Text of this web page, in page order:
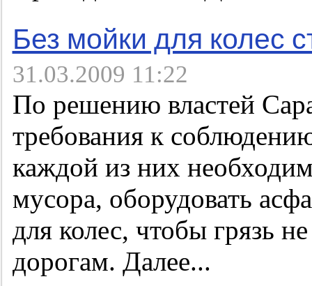
Без мойки для колес
31.03.2009 11:22
По решению властей
требования к
каждой из них
мусора, оборудовать
для колес, чтобы грязь
дорогам. Далее...